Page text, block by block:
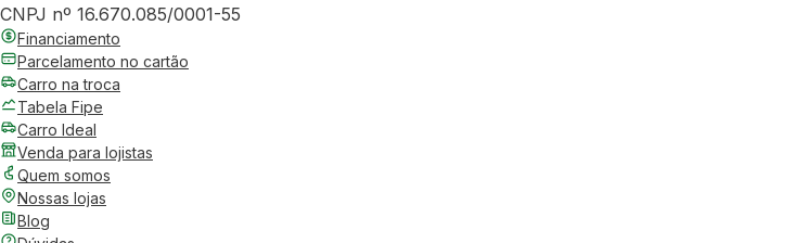
CNPJ nº 16.670.085/0001-55
Financiamento
Parcelamento no cartão
Carro na troca
Tabela Fipe
Carro Ideal
Venda para lojistas
Quem somos
Nossas lojas
Blog